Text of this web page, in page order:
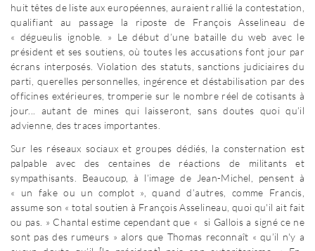
huit têtes de liste aux européennes, auraient rallié la contestation,
qualifiant au passage la riposte de François Asselineau de
« dégueulis ignoble. » Le début d’une bataille du web avec le
président et ses soutiens, où toutes les accusations font jour par
écrans interposés. Violation des statuts, sanctions judiciaires du
parti, querelles personnelles, ingérence et déstabilisation par des
officines extérieures, tromperie sur le nombre réel de cotisants à
jour... autant de mines qui laisseront, sans doutes quoi qu’il
advienne, des traces importantes.
Sur les réseaux sociaux et groupes dédiés, la consternation est
palpable avec des centaines de réactions de militants et
sympathisants. Beaucoup, à l’image de Jean-Michel, pensent à
« un fake ou un complot », quand d’autres, comme Francis,
assume son « total soutien à François Asselineau, quoi qu'il ait fait
ou pas. » Chantal estime cependant que « si Gallois a signé ce ne
sont pas des rumeurs » alors que Thomas reconnaît « qu’il n'y a